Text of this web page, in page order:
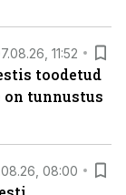
11:52
toodetud
tunnustus
08:00